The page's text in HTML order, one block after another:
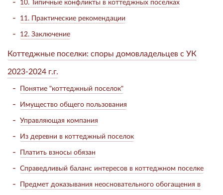
10. Типичные конфликты в коттеджных поселках
11. Практические рекомендации
12. Заключение
Коттеджные поселки: споры домовладельцев с УК
2023-2024 г.г.
Понятие "коттеджный поселок"
Имущество общего пользования
Управляющая компания
Из деревни в коттеджный поселок
Платить взносы обязан
Справедливый баланс интересов в коттеджном поселке
Предмет доказывания неосновательного обогащения в